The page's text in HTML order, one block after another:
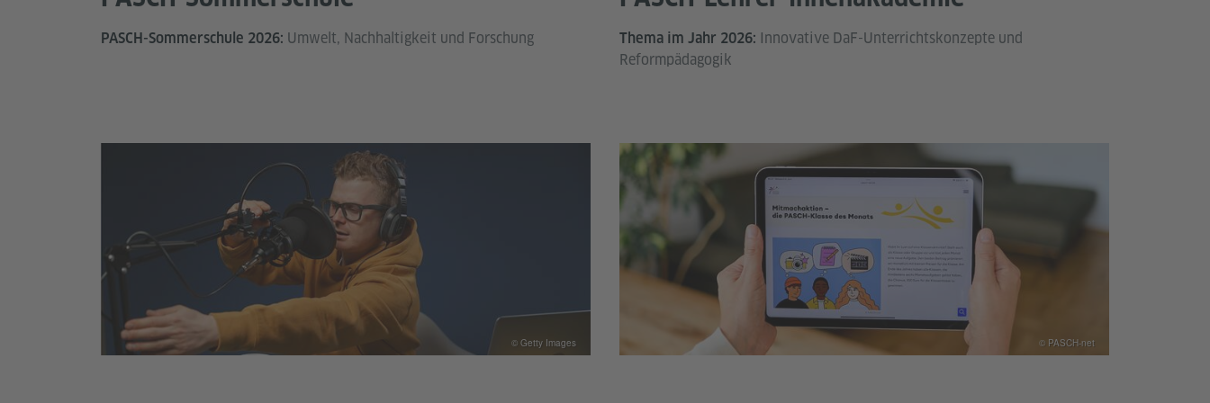
PASCH-Sommerschule 2026: Umwelt, Nachhaltigkeit und Forschung Thema im Jahr 2026: Innovative DaF-Unterrichtskonzepte und
Reformpädagogik
© Getty Images © PASCH-net